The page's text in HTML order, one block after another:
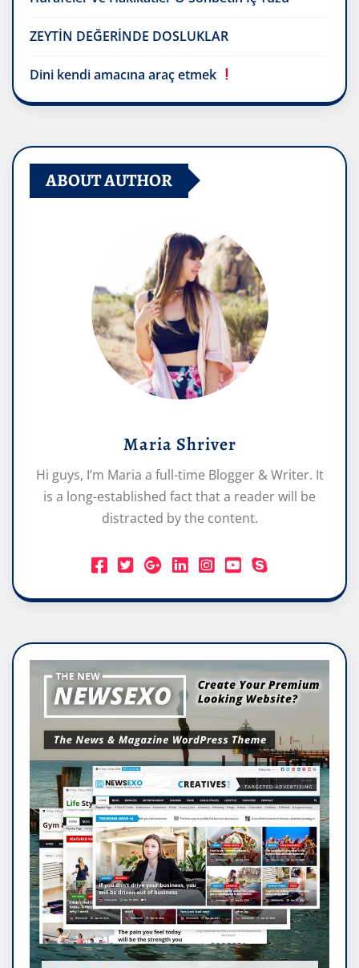
ZEYTİN DEĞERİNDE DOSLUKLAR
Dini kendi amacına araç etmek
ABOUT AUTHOR
Maria Shriver
Hi guys, I’m Maria a full-time Blogger & Writer. It
is a long-established fact that a reader will be
distracted by the content.